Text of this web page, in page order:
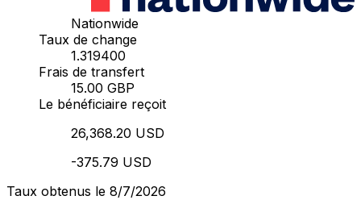
Nationwide
Taux de change
1.319400
Frais de transfert
15.00 GBP
Le bénéficiaire reçoit
26,368.20 USD
-375.79 USD
Taux obtenus le 8/7/2026